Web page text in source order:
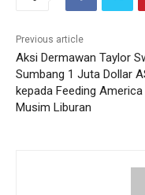
Previous article
Aksi Dermawan Taylor
Sumbang 1 Juta Dollar
kepada Feeding America
Musim Liburan